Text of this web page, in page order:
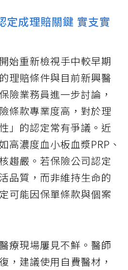
定成理賠關鍵 實支實
始重新檢視手中較早期
理賠條件與目前新興醫
險業務員進一步討論，
條款專業度高，對於理
」的認定常有爭議。近
高濃度血小板血漿PRP、
趨嚴。若保險公司認定
品質，而非維持生命的
可能因保單條款與個案
療現場屢見不鮮。醫師
，建議使用自費醫材，